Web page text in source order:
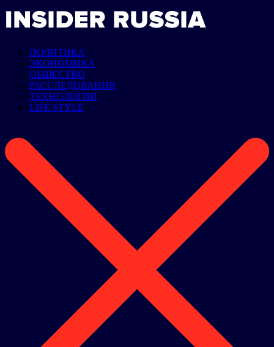
ПОЛИТИКА
ЭКОНОМИКА
ОБЩЕСТВО
РАССЛЕДОВАНИЯ
ТЕХНОЛОГИИ
LIFE STYLE